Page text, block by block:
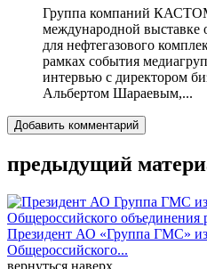
Группа компаний
международной выставке
для нефтегазового
рамках события
интервью с директором
Альбертом Шараевым,...
Добавить комментарий
предыдущий
Президент АО «Группа ГМС»
Общероссийского...
вернуться наверх